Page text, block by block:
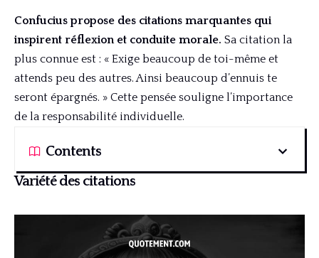
Confucius propose des citations marquantes qui
inspirent réflexion et conduite morale. Sa citation la
plus connue est : « Exige beaucoup de toi-même et
attends peu des autres. Ainsi beaucoup d’ennuis te
seront épargnés. » Cette pensée souligne l’importance
de la responsabilité individuelle.
Contents
Variété des citations